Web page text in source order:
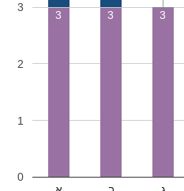
0
1
2
3
3 3 3